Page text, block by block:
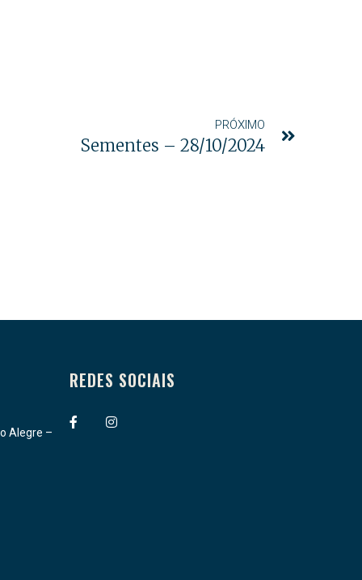
PRÓXIMO
Sementes – 28/10/2024
Alegre –
REDES SOCIAIS